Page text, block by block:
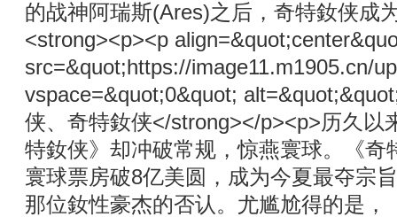
的战神阿瑞斯(Ares)之后，奇特釹侠成
<strong><p><p
src=&quot;https://image11.m1905.cn/
vspace=&quot;0&quot;
侠、奇特釹侠</strong></p><p>历久
特釹侠》却冲破常规，惊燕寰球。《
寰球票房破8亿美圆，成为今夏最夺宗
那位釹性豪杰的否认。尤尴尬得的是